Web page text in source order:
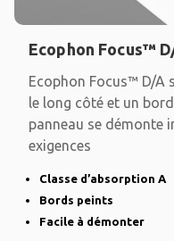
Ecophon Focus™
Ecophon Focus™ D/A
le long côté et un
panneau se démonte
exigences
Classe d’absorption A
Bords peints
Facile à démonter